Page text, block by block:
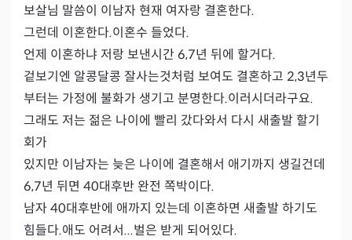
보살님 말씀이 이남자 현재 여자랑 결혼한다.
그런데 이혼한다.이혼수 들었다.
언제 이혼하냐 저랑 보낸시간 6,7년 뒤에 할거다.
겉보기엔 알콩달콩 잘사는것처럼 보여도 결혼하고 2,3년두
부터는 가정에 불화가 생기고 분명한다.이러시더라구요.
그래도 저는 젊은 나이에 빨리 갔다와서 다시 새출발 할기
회가
있지만 이남자는 늦은 나이에 결혼해서 애기까지 생길건데
6,7년 뒤면 40대후반 완전 쪽박이다.
남자 40대후반에 애까지 있는데 이혼하면 새출발 하기도
힘들다.애도 어려서...벌은 받게 되어있다.